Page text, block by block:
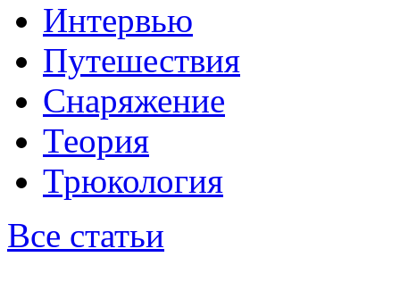
Интервью
Путешествия
Снаряжение
Теория
Трюкология
Все статьи